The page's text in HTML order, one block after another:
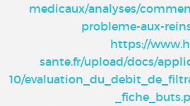
medicaux/analyses/
probleme-aux-
https://
sante.fr/upload/docs/
10/